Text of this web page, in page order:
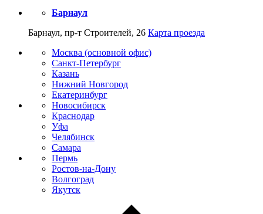
Барнаул
Барнаул, пр-т Строителей, 26 Карта проезда
Москва (основной офис)
Санкт-Петербург
Казань
Нижний Новгород
Екатеринбург
Новосибирск
Краснодар
Уфа
Челябинск
Самара
Пермь
Ростов-на-Дону
Волгоград
Якутск